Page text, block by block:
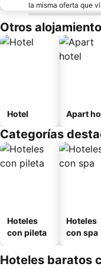
la misma oferta que
Otros
Hotel Apart
Categorías
Hoteles
con pileta
Hoteles
con spa
Hoteles baratos